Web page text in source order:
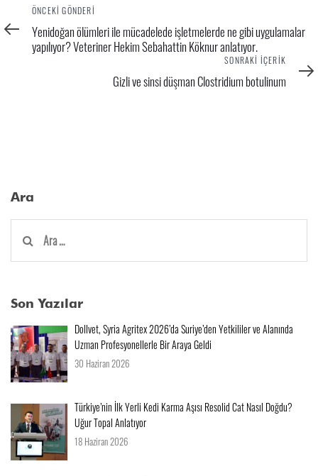
Önceki
Gönderi
ÖNCEKI GÖNDERI
Yenidoğan ölümleri ile mücadelede işletmelerde ne gibi uygulamalar
yapılıyor? Veteriner Hekim Sebahattin Köknur anlatıyor.
İçerik
SONRAKI İÇERIK
Gizli ve sinsi düşman Clostridium botulinum
Ara
Son Yazılar
Dollvet, Syria Agritex 2026’da Suriye’den Yetkililer ve Alanında
Uzman Profesyonellerle Bir Araya Geldi
30 Haziran 2026
Türkiye’nin İlk Yerli Kedi Karma Aşısı Resolid Cat Nasıl Doğdu?
Uğur Topal Anlatıyor
18 Haziran 2026